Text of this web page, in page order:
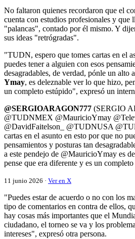
No faltaron quienes recordaron que el
cuenta con estudios profesionales y que
"palancas", contado por él mismo. Y
sus ideas "retrógradas".
"TUDN, espero que tomes cartas en el
puedes tener a alguien con esos
desagradables, de verdad, pónle un alto
Ymay, es deleznable ver lo que hizo,
un completo estúpido", expresó un
@SERGIOARAGON777 (SERGIO
@TUDNMEX @MauricioYmay
@DavidFaitelson_ @TUDNUSA
cartas en el asunto en esto por que no
pensamientos y posturas tan
a este pendejo de @MauricioYmay es
pense que era diferente y es un
11 junio 2026 · Ver en X
"Puedes estar de acuerdo o no con los
tipo de comentarios en contra de ellos,
hay cosas más importantes que el
ciudadano, el torneo se va y los
intereses", expresó otra persona.